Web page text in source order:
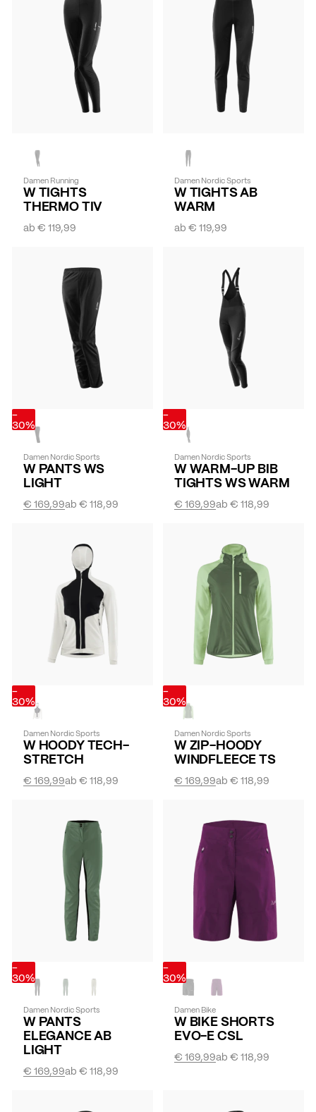
Damen Running
W TIGHTS
THERMO TIV
ab€ 119,99
Damen Nordic Sports
W TIGHTS AB
WARM
ab€ 119,99
-
30%
Damen Nordic Sports
W PANTS WS
LIGHT
ab€ 118,99
€ 169,99
-
30%
Damen Nordic Sports
W WARM-UP BIB
TIGHTS WS WARM
ab€ 118,99
€ 169,99
-
30%
Damen Nordic Sports
W HOODY TECH-
STRETCH
ab€ 118,99
€ 169,99
-
30%
Damen Nordic Sports
W ZIP-HOODY
WINDFLEECE TS
ab€ 118,99
€ 169,99
-
30%
Damen Nordic Sports
W PANTS
ELEGANCE AB
LIGHT
ab€ 118,99
€ 169,99
-
30%
Damen Bike
W BIKE SHORTS
EVO-E CSL
ab€ 118,99
€ 169,99